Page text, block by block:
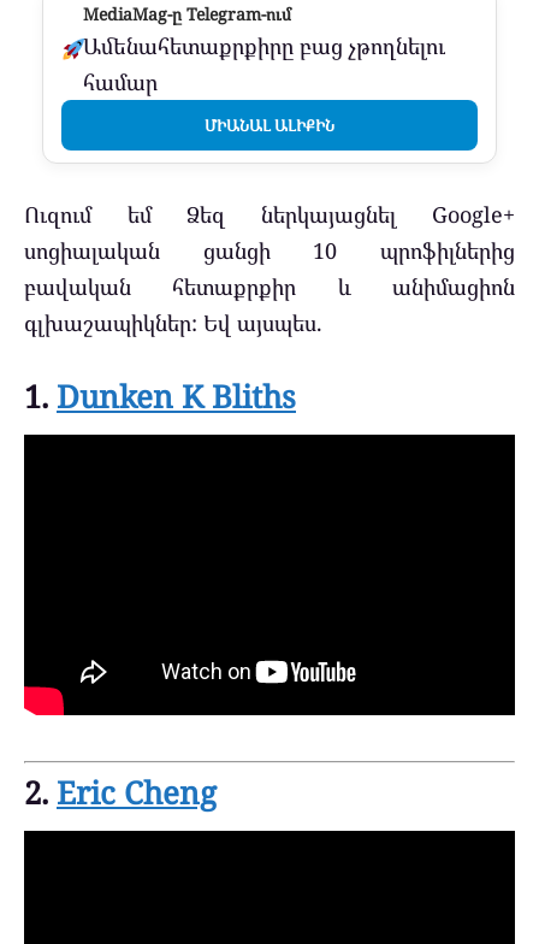
MediaMag-ը Telegram-ում
Ամենահետաքրքիրը բաց չթողնելու
համար
ՄԻԱՆԱԼ ԱԼԻՔԻՆ
Ուզում եմ Ձեզ ներկայացնել Google+
սոցիալական ցանցի 10 պրոֆիլներից
բավական հետաքրքիր և անիմացիոն
գլխաշապիկներ: Եվ այսպես.
1. Dunken K Bliths
2. Eric Cheng